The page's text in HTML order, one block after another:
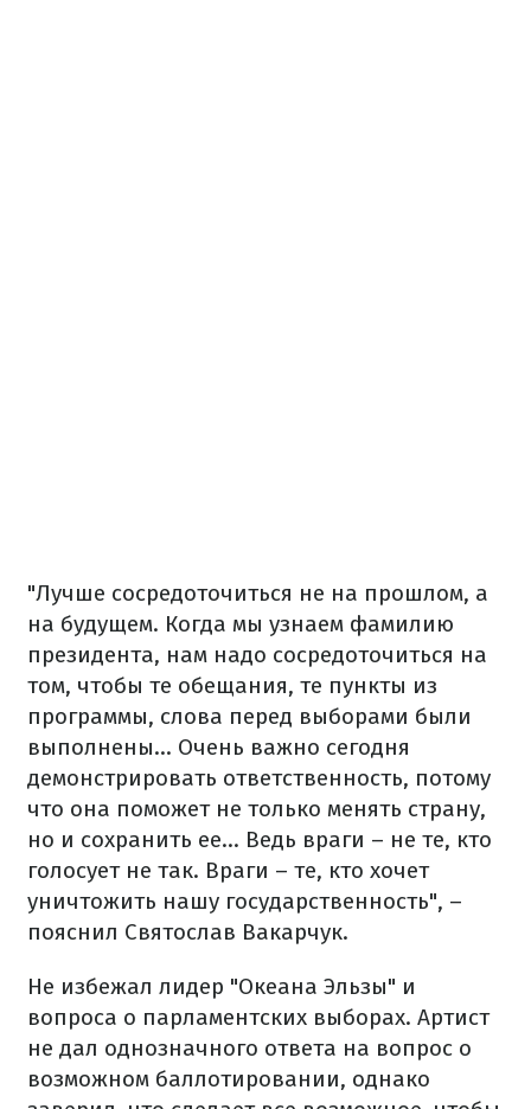
"Лучше сосредоточиться не на прошлом, а
на будущем. Когда мы узнаем фамилию
президента, нам надо сосредоточиться на
том, чтобы те обещания, те пункты из
программы, слова перед выборами были
выполнены... Очень важно сегодня
демонстрировать ответственность, потому
что она поможет не только менять страну,
но и сохранить ее... Ведь враги – не те, кто
голосует не так. Враги – те, кто хочет
уничтожить нашу государственность", –
пояснил Святослав Вакарчук.
Не избежал лидер "Океана Эльзы" и
вопроса о парламентских выборах. Артист
не дал однозначного ответа на вопрос о
возможном баллотировании, однако